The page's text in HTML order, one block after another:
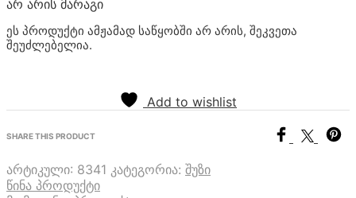
არ არის მარაგი
ეს პროდუქტი ამჟამად საწყობში არ არის, შეკვეთა
შეუძლებელია.
Add to wishlist
SHARE THIS PRODUCT
არტიკული: 8341 კატეგორია: შუზი
წინა პროდუქტი